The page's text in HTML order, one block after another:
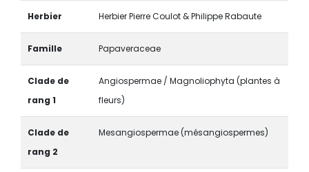
Herbier Herbier Pierre Coulot & Philippe Rabaute
Famille Papaveraceae
Clade de
rang 1
Angiospermae / Magnoliophyta (plantes à
fleurs)
Clade de
rang 2
Mesangiospermae (mésangiospermes)